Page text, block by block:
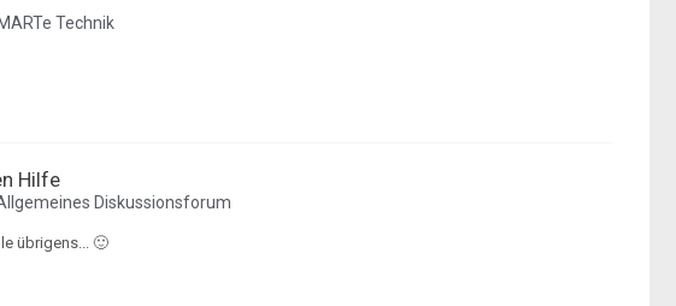
Technik
Hilfe
Diskussionsforum
übrigens... 🙂